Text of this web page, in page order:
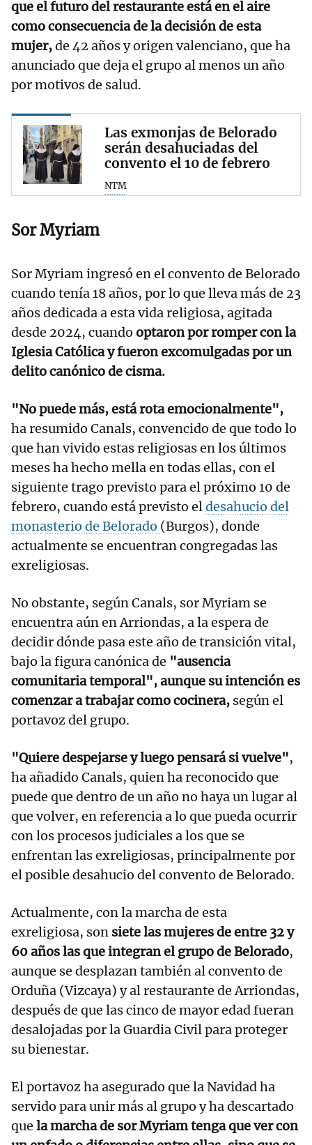
que el futuro del restaurante está en el aire
como consecuencia de la decisión de esta
mujer,de 42 años y origen valenciano, que ha
anunciado que deja el grupo al menos un año
por motivos de salud.
Las exmonjas de Belorado
serán desahuciadas del
convento el 10 de febrero
NTM
Sor Myriam
Sor Myriam ingresó en el convento de Belorado
cuando tenía 18 años, por lo que lleva más de 23
años dedicada a esta vida religiosa, agitada
desde 2024, cuando optaron por romper con la
Iglesia Católica y fueron excomulgadas por un
delito canónico de cisma.
"No puede más, está rota emocionalmente",
ha resumido Canals, convencido de que todo lo
que han vivido estas religiosas en los últimos
meses ha hecho mella en todas ellas, con el
siguiente trago previsto para el próximo 10 de
febrero, cuando está previsto eldesahucio del
monasterio de Belorado (Burgos), donde
actualmente se encuentran congregadas las
exreligiosas.
No obstante, según Canals, sor Myriam se
encuentra aún en Arriondas, a la espera de
decidir dónde pasa este año de transición vital,
bajo la figura canónica de "ausencia
comunitaria temporal", aunque su intención es
comenzar a trabajar como cocinera, según el
portavoz del grupo.
"Quiere despejarse y luego pensará si vuelve",
ha añadido Canals, quien ha reconocido que
puede que dentro de un año no haya un lugar al
que volver, en referencia a lo que pueda ocurrir
con los procesos judiciales a los que se
enfrentan las exreligiosas, principalmente por
el posible desahucio del convento de Belorado.
Actualmente, con la marcha de esta
exreligiosa, son siete las mujeres de entre 32 y
60 años las que integran el grupo de Belorado,
aunque se desplazan también al convento de
Orduña (Vizcaya) y al restaurante de Arriondas,
después de que las cinco de mayor edad fueran
desalojadas por la Guardia Civil para proteger
su bienestar.
El portavoz ha asegurado que la Navidad ha
servido para unir más al grupo y ha descartado
que la marcha de sor Myriam tenga que ver con